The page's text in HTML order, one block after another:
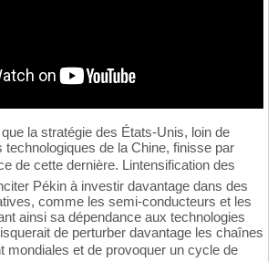
la stratégie des États-Unis, loin de
technologiques de la Chine, finisse par
de cette dernière. Lintensification des
Pékin à investir davantage dans des
comme les semi-conducteurs et les
ainsi sa dépendance aux technologies
de perturber davantage les chaînes
mondiales et de provoquer un cycle de